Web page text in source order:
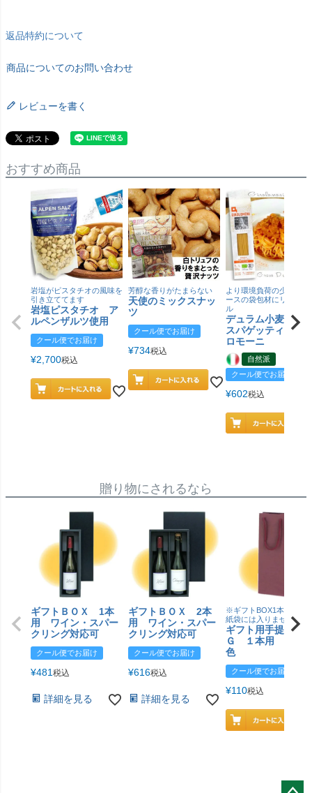
返品特約について
商品についてのお問い合わせ
レビューを書く
おすすめ商品
岩塩がピスタチオの風味を
引き立ててます
岩塩ピスタチオ ア
ルペンザルツ使用
クール便でお届け
¥2,700税込
芳醇な香りがたまらない
天使のミックスナッ
ツ
クール便でお届け
¥734税込
より環境負荷の少ない紙
ースの袋包材にリニュー
ル
デュラム小麦 有
スパゲッティ／ジ
ロモーニ
自然派
クール便でお届け
¥602税込
贈り物にされるなら
ギフトＢＯＸ 1本
用 ワイン・スパー
クリング対応可
クール便でお届け
¥481 税込
詳細を見る
ギフトＢＯＸ 2本
用 ワイン・スパー
クリング対応可
クール便でお届け
¥616税込
詳細を見る
※ギフトBOX1本用はこ
紙袋には入りません
ギフト用手提げＢ
Ｇ １本用 エン
色
クール便でお届け
¥110税込